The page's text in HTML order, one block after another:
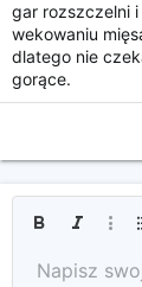
gar rozszczelni
wekowaniu
dlatego nie
gorące.
Pogrubienie
Kursywa
Rozmiar9
Kolor
Wyrównanie
Tekst
Format
CytatMedia
PonówPrzełącz
Napisz